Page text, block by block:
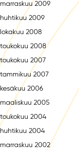
marraskuu 2009
huhtikuu 2009
lokakuu 2008
toukokuu 2008
toukokuu 2007
tammikuu 2007
kesäkuu 2006
maaliskuu 2005
toukokuu 2004
huhtikuu 2004
marraskuu 2002